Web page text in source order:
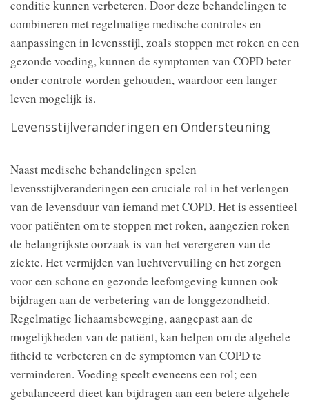
conditie kunnen verbeteren. Door deze behandelingen te
combineren met regelmatige medische controles en
aanpassingen in levensstijl, zoals stoppen met roken en een
gezonde voeding, kunnen de symptomen van COPD beter
onder controle worden gehouden, waardoor een langer
leven mogelijk is.
Levensstijlveranderingen en Ondersteuning
Naast medische behandelingen spelen
levensstijlveranderingen een cruciale rol in het verlengen
van de levensduur van iemand met COPD. Het is essentieel
voor patiënten om te stoppen met roken, aangezien roken
de belangrijkste oorzaak is van het verergeren van de
ziekte. Het vermijden van luchtvervuiling en het zorgen
voor een schone en gezonde leefomgeving kunnen ook
bijdragen aan de verbetering van de longgezondheid.
Regelmatige lichaamsbeweging, aangepast aan de
mogelijkheden van de patiënt, kan helpen om de algehele
fitheid te verbeteren en de symptomen van COPD te
verminderen. Voeding speelt eveneens een rol; een
gebalanceerd dieet kan bijdragen aan een betere algehele